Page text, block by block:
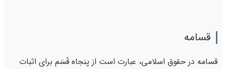
قسامه
قسامه در حقوق اسلامی، عبارت است از پنجاه قَسَم برای اثبات